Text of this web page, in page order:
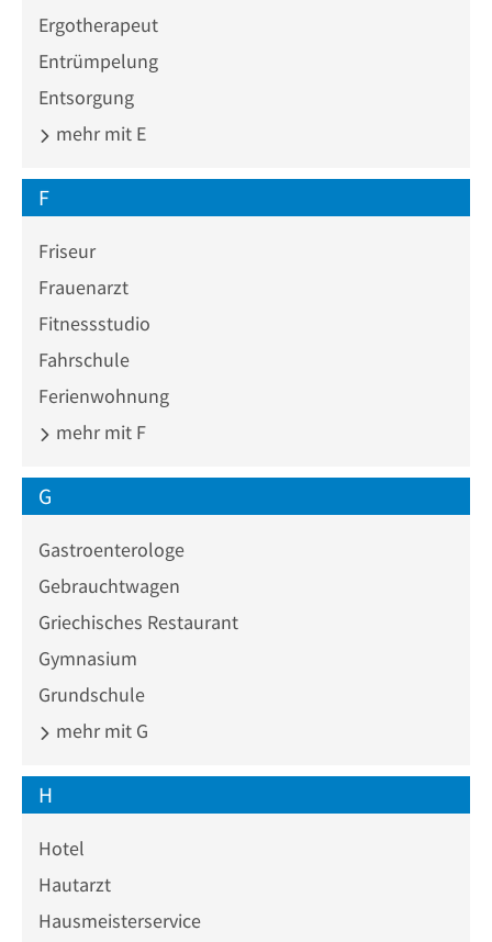
Ergotherapeut
Entrümpelung
Entsorgung
mehr mit E
F
Friseur
Frauenarzt
Fitnessstudio
Fahrschule
Ferienwohnung
mehr mit F
G
Gastroenterologe
Gebrauchtwagen
Griechisches Restaurant
Gymnasium
Grundschule
mehr mit G
H
Hotel
Hautarzt
Hausmeisterservice